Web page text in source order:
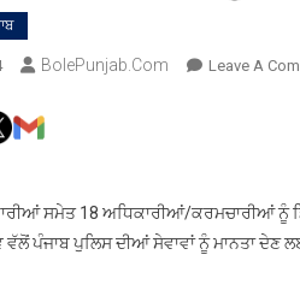
BolePunjab.com Leave A
ਸਮੇਤ 18 ਅਧਿਕਾਰੀਆਂ/ਕਰਮਚਾਰੀਆਂ ਨੂੰ
ਵੱਲੋਂ ਪੰਜਾਬ ਪੁਲਿਸ ਦੀਆਂ ਸੇਵਾਵਾਂ ਨੂੰ ਮਾਨਤਾ